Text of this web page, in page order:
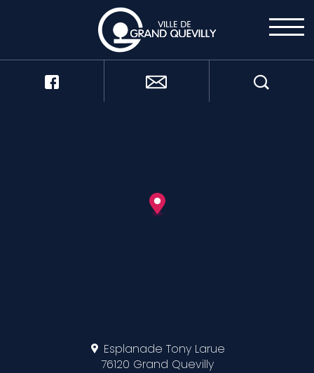
Esplanade Tony Larue
76120 Grand Quevilly